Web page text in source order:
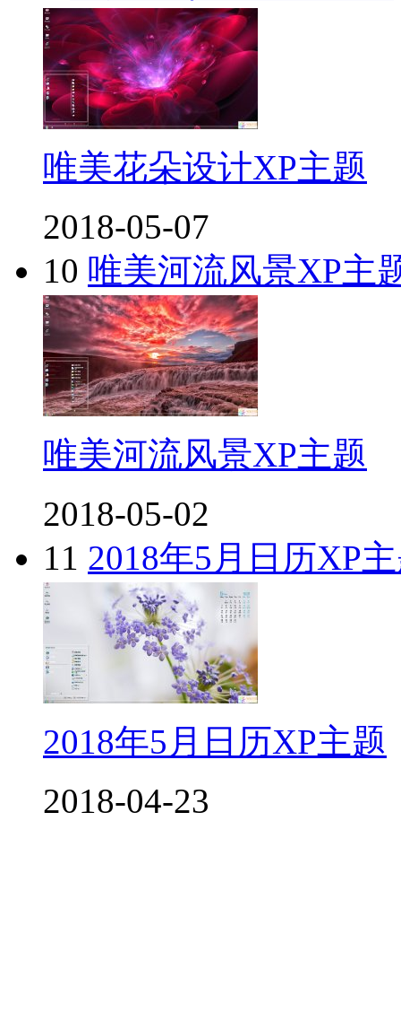
唯美花朵设计XP主题
2018-05-07
10 唯美河流风景XP主
唯美河流风景XP主题
2018-05-02
11 2018年5月日历XP
2018年5月日历XP主题
2018-04-23